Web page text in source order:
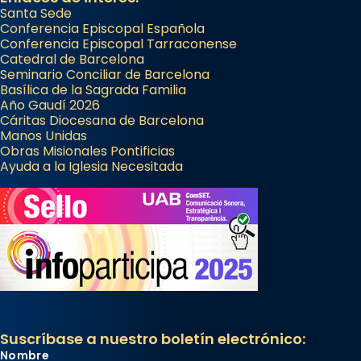
Santa Sede
Conferencia Episcopal Española
Conferencia Episcopal Tarraconense
Catedral de Barcelona
Seminario Conciliar de Barcelona
Basílica de la Sagrada Familia
Año Gaudí 2026
Cáritas Diocesana de Barcelona
Manos Unidas
Obras Misionales Pontificias
Ayuda a la Iglesia Necesitada
Suscríbase a nuestro boletín electrónico:
Nombre